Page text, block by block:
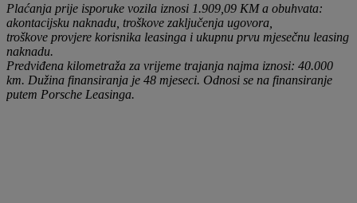
Plaćanja prije isporuke vozila iznosi 1.909,09 KM a obuhvata:
akontacijsku naknadu, troškove zaključenja ugovora,
troškove provjere korisnika leasinga i ukupnu prvu mjesečnu leasing
naknadu.
Predviđena kilometraža za vrijeme trajanja najma iznosi: 40.000
km. Dužina finansiranja je 48 mjeseci. Odnosi se na finansiranje
putem Porsche Leasinga.